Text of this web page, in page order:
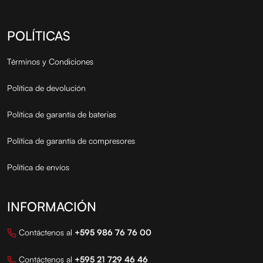
POLÍTICAS
Términos y Condiciones
Política de devolución
Política de garantía de baterias
Política de garantía de compresores
Política de envíos
INFORMACIÓN
Contáctenos al +595 986 76 76 00
Contáctenos al +595 21 729 46 46